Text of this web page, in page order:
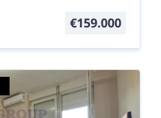
€159.000